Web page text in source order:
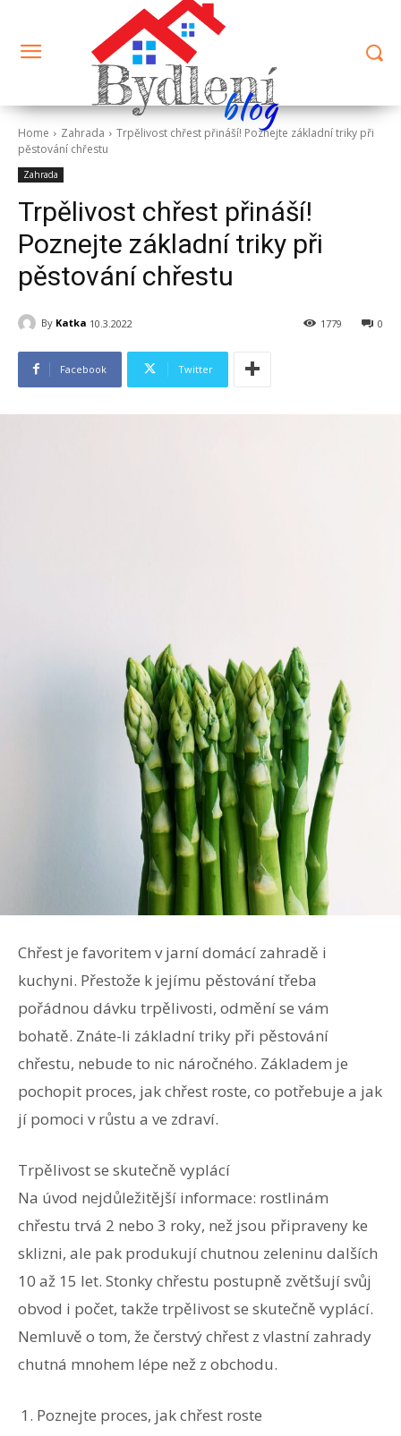
Bydlení
blog
Home Zahrada
Trpělivost chřest přináší! Poznejte základní triky při
pěstování chřestu
Zahrada
Trpělivost chřest přináší!
Poznejte základní triky při
pěstování chřestu
By Katka 10.3.2022 0
1779
Facebook Twitter
Chřest je favoritem v jarní domácí zahradě i
kuchyni. Přestože k jejímu pěstování třeba
pořádnou dávku trpělivosti, odmění se vám
bohatě. Znáte-li základní triky při pěstování
chřestu, nebude to nic náročného. Základem je
pochopit proces, jak chřest roste, co potřebuje a jak
jí pomoci v růstu a ve zdraví.
Trpělivost se skutečně vyplácí
Na úvod nejdůležitější informace: rostlinám
chřestu trvá 2 nebo 3 roky, než jsou připraveny ke
sklizni, ale pak produkují chutnou zeleninu dalších
10 až 15 let. Stonky chřestu postupně zvětšují svůj
obvod i počet, takže trpělivost se skutečně vyplácí.
Nemluvě o tom, že čerstvý chřest z vlastní zahrady
chutná mnohem lépe než z obchodu.
Poznejte proces, jak chřest roste